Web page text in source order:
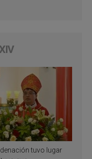
tuvo lugar